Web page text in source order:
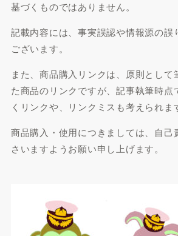
基づくものではありません。
記載内容には、事実誤認や情報源の誤
ございます。
また、商品購入リンクは、原則として
た商品のリンクですが、記事執筆時点
くリンクや、リンクミスも考えられま
商品購入・使用につきましては、自己
さいますようお願い申し上げます。